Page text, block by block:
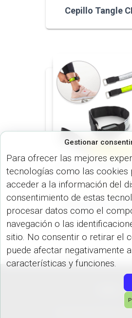
Gestionar
Para ofrecer las mejores
tecnologías como las cookies
acceder a la información del
consentimiento de estas
procesar datos como el
navegación o las
sitio. No consentir o retirar el
puede afectar negativamente
características y funciones.
Cepillo Tangle
VARIOS (ILUMINACIÓN)
(SALUD)
Banda Sport LED